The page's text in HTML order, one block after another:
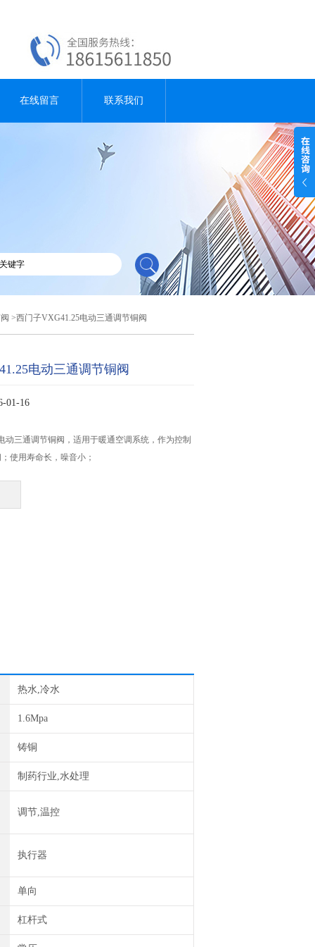
在线留言 联系我们
>西门子VXG41.25电动三通调节铜阀
电动三通调节铜阀
01-16
动三通调节铜阀，适用于暖通空调系统，作为控制
使用寿命长，噪音小；
热水,冷水
1.6Mpa
铸铜
制药行业,水处理
调节,温控
执行器
单向
杠杆式